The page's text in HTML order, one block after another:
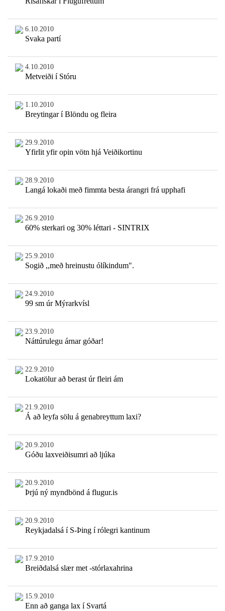
6.10.2010
Svaka partí
4.10.2010
Metveiði í Stóru
1.10.2010
Breytingar í Blöndu og fleira
29.9.2010
Yfirlit yfir opin vötn hjá Veiðikortinu
28.9.2010
Langá lokaði með fimmta besta árangri frá upphafi
26.9.2010
60% sterkari og 30% léttari - SINTRIX
25.9.2010
Sogið ,,með hreinustu ólíkindum".
24.9.2010
99 sm úr Mýrarkvísl
23.9.2010
Náttúrulegu árnar góðar!
22.9.2010
Lokatölur að berast úr fleiri ám
21.9.2010
Á að leyfa sölu á genabreyttum laxi?
20.9.2010
Góðu laxveiðisumri að ljúka
20.9.2010
Þrjú ný myndbönd á flugur.is
20.9.2010
Reykjadalsá í S-Þing í rólegri kantinum
17.9.2010
Breiðdalsá slær met -stórlaxahrina
15.9.2010
Enn að ganga lax í Svartá